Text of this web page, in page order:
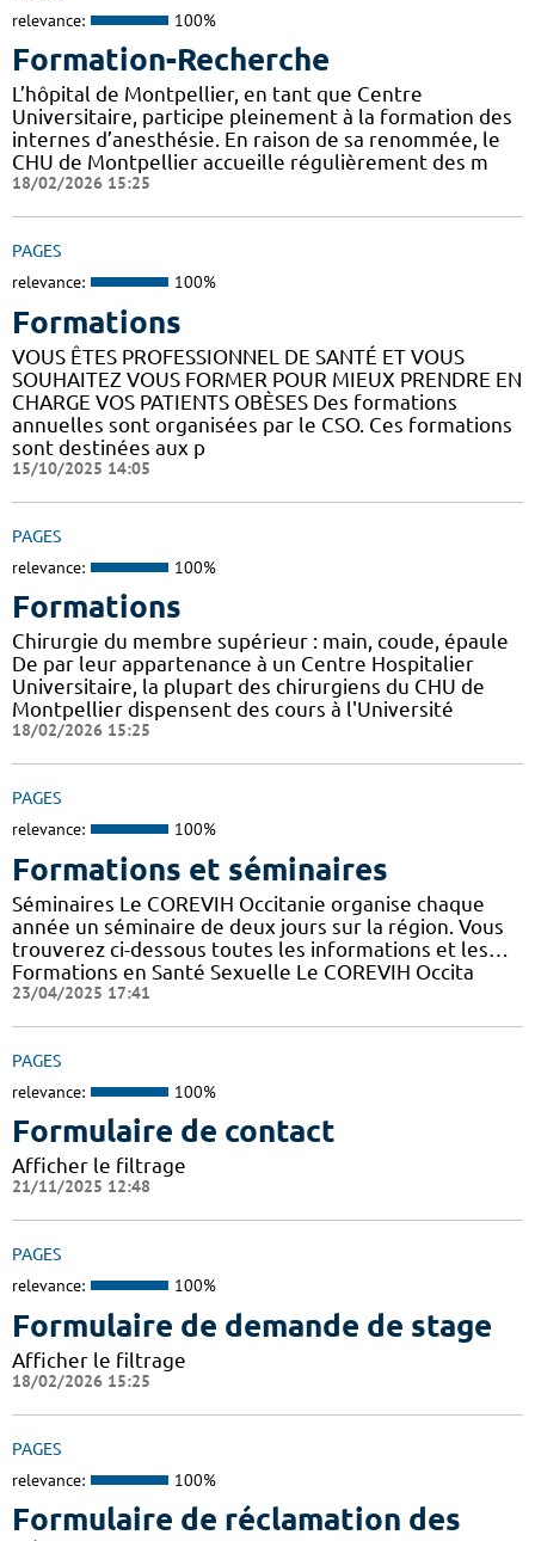
relevance: 100%
Formation-Recherche
L’hôpital de Montpellier, en tant que Centre
Universitaire, participe pleinement à la formation des
internes d’anesthésie. En raison de sa renommée, le
CHU de Montpellier accueille régulièrement des m
18/02/2026 15:25
PAGES
relevance: 100%
Formations
VOUS ÊTES PROFESSIONNEL DE SANTÉ ET VOUS
SOUHAITEZ VOUS FORMER POUR MIEUX PRENDRE EN
CHARGE VOS PATIENTS OBÈSES Des formations
annuelles sont organisées par le CSO. Ces formations
sont destinées aux p
15/10/2025 14:05
PAGES
relevance: 100%
Formations
Chirurgie du membre supérieur : main, coude, épaule
De par leur appartenance à un Centre Hospitalier
Universitaire, la plupart des chirurgiens du CHU de
Montpellier dispensent des cours à l'Université
18/02/2026 15:25
PAGES
relevance: 100%
Formations et séminaires
Séminaires Le COREVIH Occitanie organise chaque
année un séminaire de deux jours sur la région. Vous
trouverez ci-dessous toutes les informations et les…
Formations en Santé Sexuelle Le COREVIH Occita
23/04/2025 17:41
PAGES
relevance: 100%
Formulaire de contact
Afficher le filtrage
21/11/2025 12:48
PAGES
relevance: 100%
Formulaire de demande de stage
Afficher le filtrage
18/02/2026 15:25
PAGES
relevance: 100%
Formulaire de réclamation des